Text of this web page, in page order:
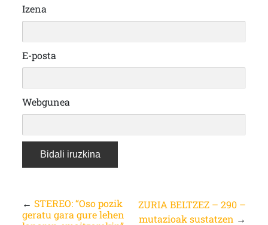
Izena
E-posta
Webgunea
← STEREO: “Oso pozik
geratu gara gure lehen
ZURIA BELTZEZ – 290 –
mutazioak sustatzen →